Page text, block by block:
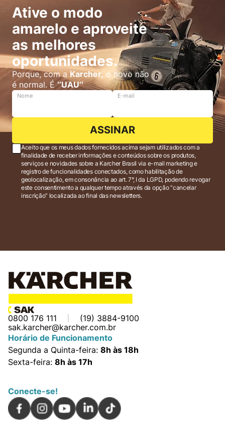
Ative o modo
amarelo e aproveite
as melhores
oportunidades.
Porque, com aKarcher, o novo não
é normal. É‘’UAU’’
Nome E-mail
ASSINAR
Aceito que os meus dados fornecidos acima sejam utilizados com a
finalidade de receber informações e conteúdos sobre os produtos,
serviços e novidades sobre a Karcher Brasil via e-mail marketing e
registro de funcionalidades conectados, como habilitação de
geolocalização, em consonância ao art. 7°, I da LGPD, podendo revogar
este consentimento a qualquer tempo através da opção “cancelar
inscrição” localizada ao final das newsletters.
0800 176 111
(19) 3884-9100
sak.karcher@karcher.com.br
Horário de Funcionamento
Segunda a Quinta-feira: 8h às 18h
Sexta-feira: 8h às 17h
Conecte-se!